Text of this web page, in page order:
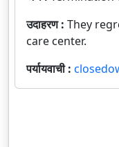
उदाहरण : They
care center.
पर्यायवाची :